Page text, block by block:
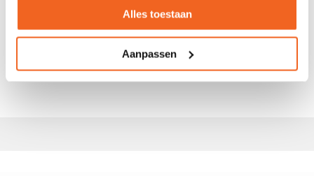
Alles toestaan
Aanpassen
- Afm.: 43x75x60cm (bxdxdh) - Verrijdbaar - Kleur
topblad: grijs - Kleur ombouw: antraciet - Indeling: 3
materiaalladen - Het ladeblok is